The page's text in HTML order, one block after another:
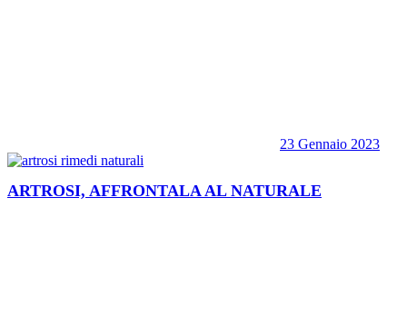
23 Gennaio 2023
ARTROSI, AFFRONTALA AL NATURALE